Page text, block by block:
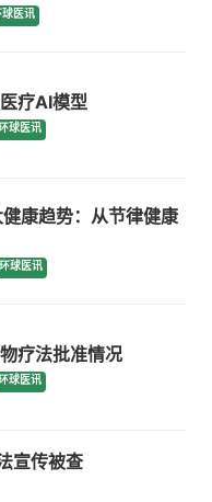
球医讯
疗AI模型
球医讯
康趋势：从节律健康
环球医讯
疗法批准情况
球医讯
宣传被查